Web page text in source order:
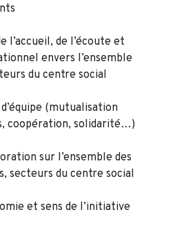
l’accueil, de l’écoute et
envers l’ensemble
du centre social
(mutualisation
coopération, solidarité…)
sur l’ensemble des
secteurs du centre social
et sens de l’initiative